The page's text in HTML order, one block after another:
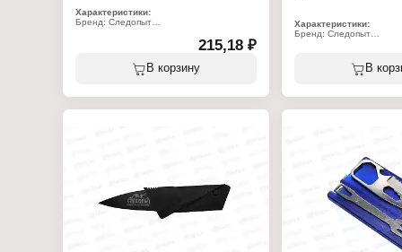
Характеристики:
Бренд: Следопыт
Особенность: нетонущий
Длина лезвия: 155 мм
Вес: 99 г
215,18 ₽
В корзину
Характеристики:
Бренд: Следопыт
Назначение:
Размер: 248х30х20 мм
Упаковка: в чехле
В